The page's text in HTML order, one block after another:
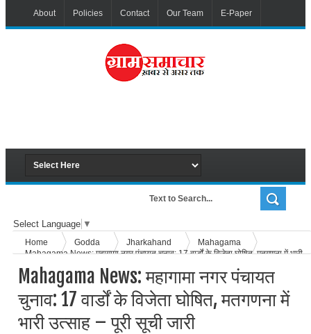
About Policies Contact Our Team E-Paper
Select Language ▼
Home Godda Jharkahand
Mahagama
Mahagama News: महागामा नगर पंचायत चुनाव: 17 वार्डों के विजेता घोषित, मतगणना में भारी
Mahagama News: महागामा नगर पंचायत
चुनाव: 17 वार्डों के विजेता घोषित, मतगणना में
भारी उत्साह – पूरी सूची जारी